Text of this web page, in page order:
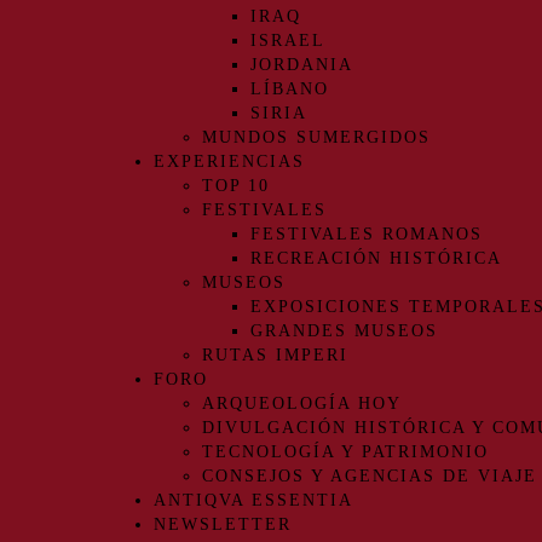
IRAQ
ISRAEL
JORDANIA
LÍBANO
SIRIA
MUNDOS SUMERGIDOS
EXPERIENCIAS
TOP 10
FESTIVALES
FESTIVALES ROMANOS
RECREACIÓN HISTÓRICA
MUSEOS
EXPOSICIONES TEMPORALES
GRANDES MUSEOS
RUTAS IMPERI
FORO
ARQUEOLOGÍA HOY
DIVULGACIÓN HISTÓRICA Y
TECNOLOGÍA Y PATRIMONIO
CONSEJOS Y AGENCIAS DE VIAJE
ANTIQVA ESSENTIA
NEWSLETTER